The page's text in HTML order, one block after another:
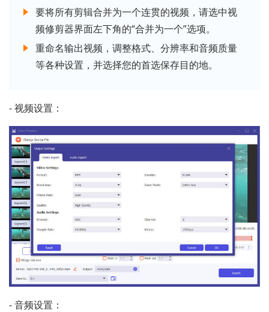
要将所有剪辑合并为一个连贯的视频，请选中视
频修剪器界面左下角的“合并为一个”选项。
重命名输出视频，调整格式、分辨率和音频质量
等各种设置，并选择您的首选保存目的地。
- 视频设置：
- 音频设置：